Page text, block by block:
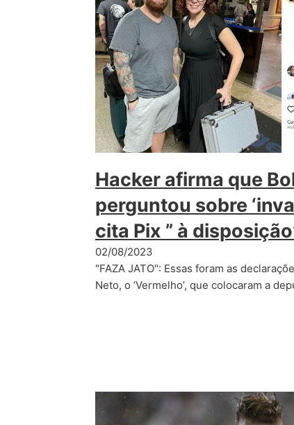
Hacker afirma que
perguntou sobre
cita Pix ” à
02/08/2023
"FAZA JATO": Essas foram as
Neto, o ‘Vermelho’, que colocaram a